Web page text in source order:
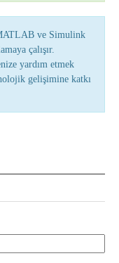
ve Simulink
çalışır.
yardım etmek
gelişimine katkı